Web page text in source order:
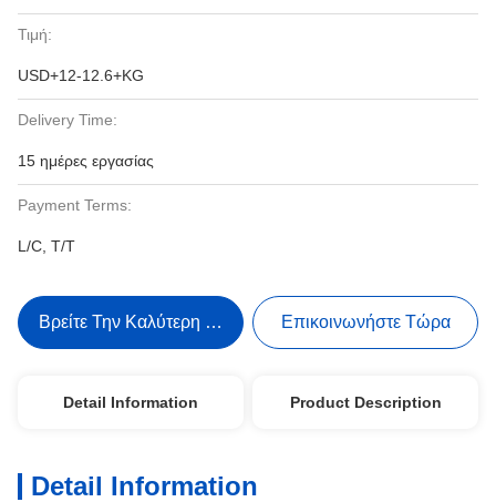
Τιμή:
USD+12-12.6+KG
Delivery Time:
15 ημέρες εργασίας
Payment Terms:
L/C, T/T
Βρείτε Την Καλύτερη Τιμή Επικοινωνήστε Τώρα
Detail Information Product Description
Detail Information